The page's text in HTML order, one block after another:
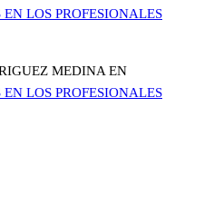
LOS PROFESIONALES
MEDINA EN
LOS PROFESIONALES